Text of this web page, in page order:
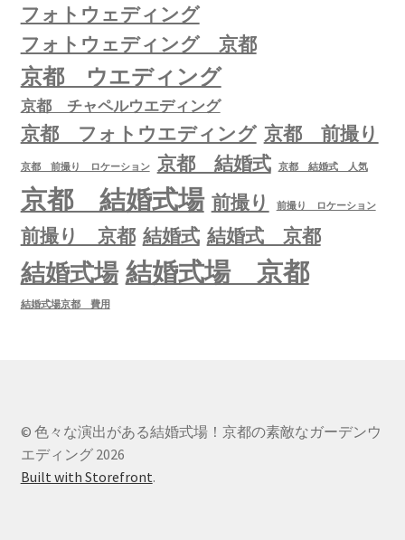
フォトウェディング
フォトウェディング 京都
京都 ウエディング
京都 チャペルウエディング
京都 フォトウエディング 京都 前撮り
京都 前撮り ロケーション 京都 結婚式 京都 結婚式 人気
京都 結婚式場 前撮り 前撮り ロケーション
前撮り 京都 結婚式 結婚式 京都
結婚式場 結婚式場 京都
結婚式場京都 費用
© 色々な演出がある結婚式場！京都の素敵なガーデンウ
エディング 2026
Built with Storefront.